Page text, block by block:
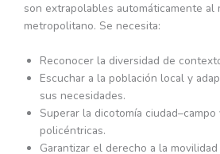
son extrapolables automáticamente al
metropolitano. Se necesita:
Reconocer la diversidad de
Escuchar a la población local y
sus necesidades.
Superar la dicotomía
policéntricas.
Garantizar el derecho a la